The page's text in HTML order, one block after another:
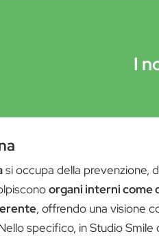
I
si occupa della prevenzione,
organi interni come
, offrendo una visione
specifico, in Studio Smile